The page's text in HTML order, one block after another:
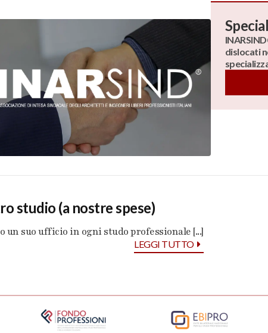
dislocati
studio (a nostre spese)
un suo ufficio in ogni studo professionale [...]
LEGGI TUTTO